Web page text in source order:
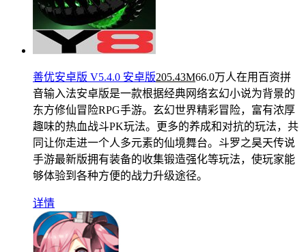
善优安卓版 V5.4.0 安卓版205.43M66.0万人在用 百资拼
音输入法安卓版是一款根据经典网络玄幻小说为背景的
东方修仙冒险RPG手游。玄幻世界精彩冒险，富有浓厚
趣味的热血战斗PK玩法。更多的养成和对抗的玩法，共
同让你走进一个人多元素的仙境舞台。斗罗之昊天传说
手游最新版拥有装备的收集锻造强化等玩法，使玩家能
够体验到各种方便的战力升级途径。
详情